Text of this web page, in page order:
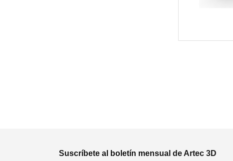
Suscríbete al boletín mensual de Artec 3D